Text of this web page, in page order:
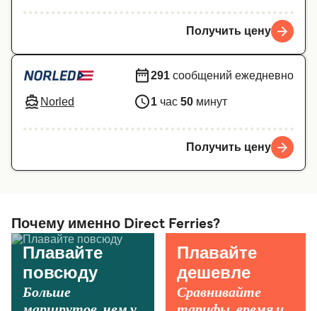
Получить цену
Norled
291 сообщений ежедневно
1 час 50 минут
Получить цену
Почему именно Direct Ferries?
Плавайте
повсюду
Больше
Плавайте
дешевле
Сравнивайте